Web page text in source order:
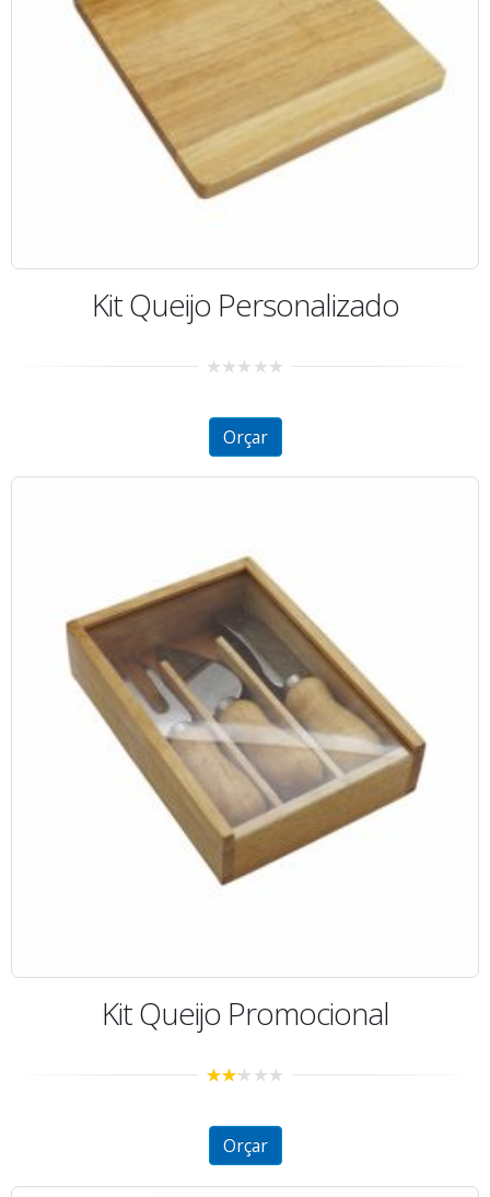
Kit Queijo Personalizado
of
Orçar
Kit Queijo Promocional
of 5
Orçar